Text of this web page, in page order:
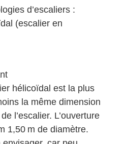
d’escaliers :
(escalier en
hélicoïdal est la plus
la même dimension
l’escalier. L’ouverture
1,50 m de diamètre.